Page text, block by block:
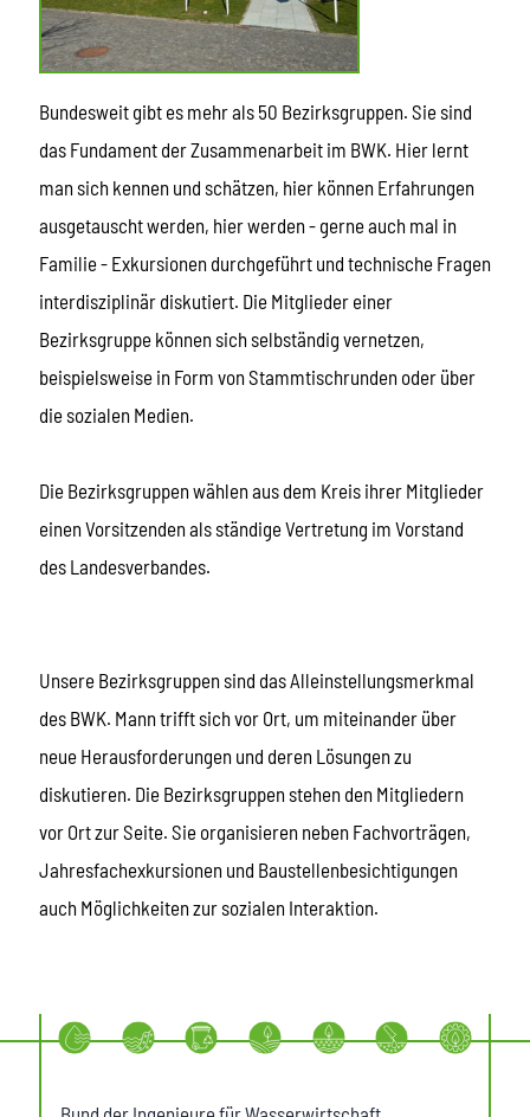
Bundesweit gibt es mehr als 50 Bezirksgruppen. Sie sind
das Fundament der Zusammenarbeit im BWK. Hier lernt
man sich kennen und schätzen, hier können Erfahrungen
ausgetauscht werden, hier werden - gerne auch mal in
Familie - Exkursionen durchgeführt und technische Fragen
interdisziplinär diskutiert. Die Mitglieder einer
Bezirksgruppe können sich selbständig vernetzen,
beispielsweise in Form von Stammtischrunden oder über
die sozialen Medien.
Die Bezirksgruppen wählen aus dem Kreis ihrer Mitglieder
einen Vorsitzenden als ständige Vertretung im Vorstand
des Landesverbandes.
Unsere Bezirksgruppen sind das Alleinstellungsmerkmal
des BWK. Mann trifft sich vor Ort, um miteinander über
neue Herausforderungen und deren Lösungen zu
diskutieren. Die Bezirksgruppen stehen den Mitgliedern
vor Ort zur Seite. Sie organisieren neben Fachvorträgen,
Jahresfachexkursionen und Baustellenbesichtigungen
auch Möglichkeiten zur sozialen Interaktion.